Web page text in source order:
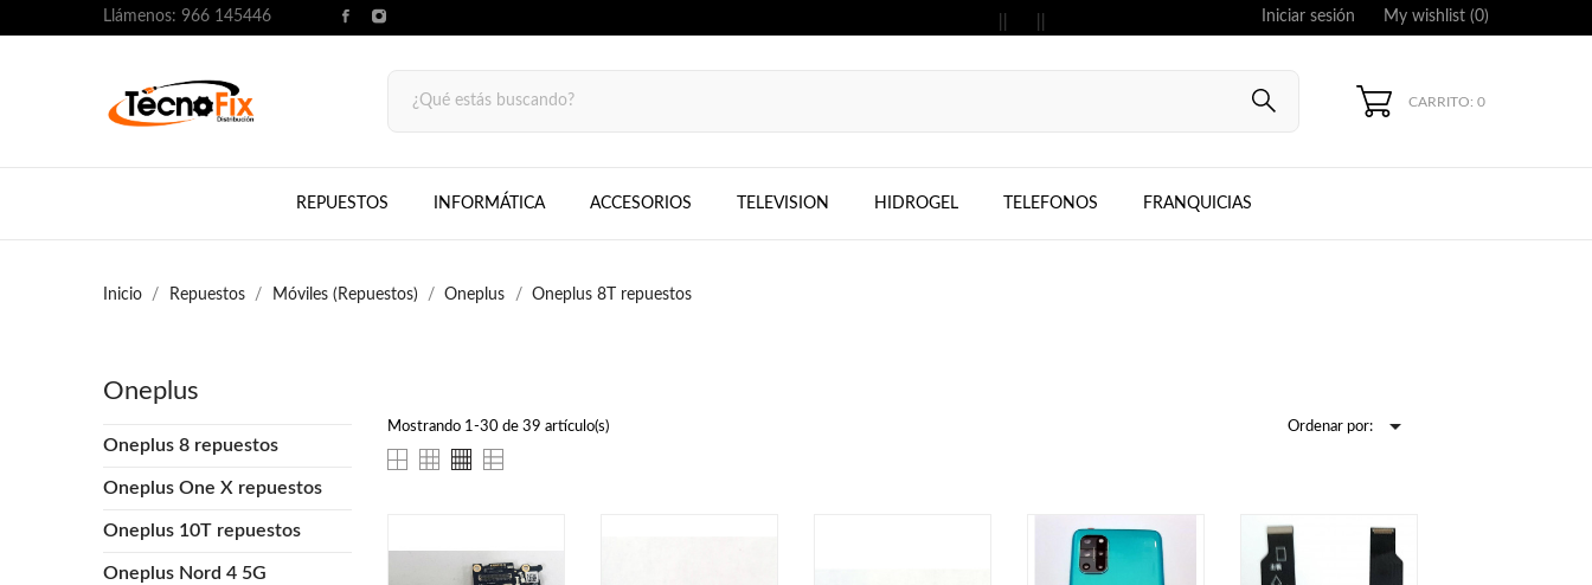
Llámenos: 966 145446 Iniciar sesión My wishlist (0)
CARRITO: 0
REPUESTOS INFORMÁTICA ACCESORIOS TELEVISION HIDROGEL TELEFONOS FRANQUICIAS
Inicio Repuestos Móviles (Repuestos) Oneplus Oneplus 8T repuestos
Oneplus
Oneplus 8 repuestos
Oneplus One X repuestos
Oneplus 10T repuestos
Oneplus Nord 4 5G
Mostrando 1-30 de 39 artículo(s) Ordenar por: 